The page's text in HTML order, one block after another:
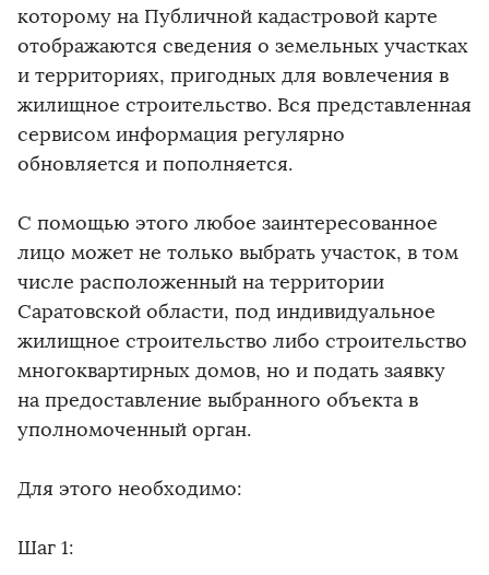
которому на Публичной кадастровой карте
отображаются сведения о земельных участках
и территориях, пригодных для вовлечения в
жилищное строительство. Вся представленная
сервисом информация регулярно
обновляется и пополняется.
С помощью этого любое заинтересованное
лицо может не только выбрать участок, в том
числе расположенный на территории
Саратовской области, под индивидуальное
жилищное строительство либо строительство
многоквартирных домов, но и подать заявку
на предоставление выбранного объекта в
уполномоченный орган.
Для этого необходимо:
Шаг 1: